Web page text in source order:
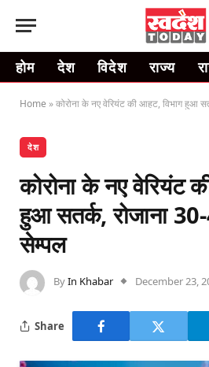
होम देश विदेश राज्य
Home »कोरोना के नए वेरियंट की आहट, विभाग हुआ
देश
कोरोना के नए वेरियंट
हुआ सतर्क, रोजाना
सेम्पल
ByIn Khabar December 23,
Share